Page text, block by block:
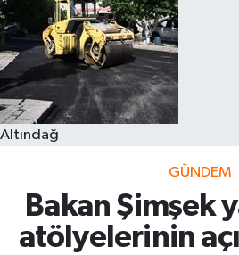
Altındağ
GÜNDEM
Bakan Şimşek
atölyelerinin